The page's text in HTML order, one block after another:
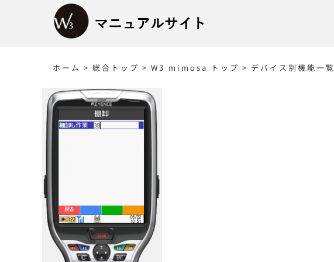
ホーム > 総合トップ > W3 mimosa トップ > デバイス別機能一覧